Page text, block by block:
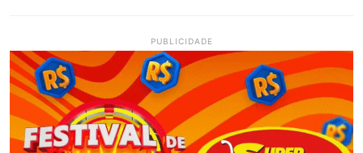
PUBLICIDADE